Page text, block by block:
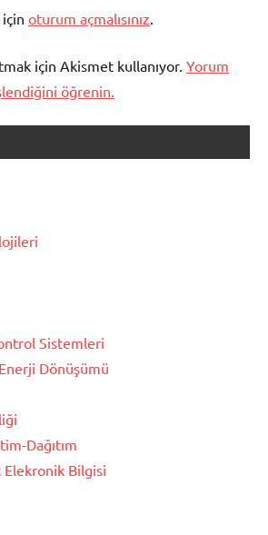
oturum açmalısınız
için Akismet kullanıyor. Yorum
öğrenin.
Sistemleri
Dönüşümü
Dağıtım
Bilgisi